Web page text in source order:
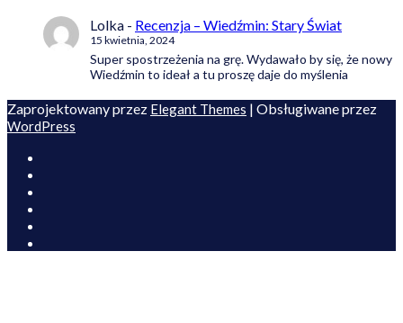
Lolka - Recenzja – Wiedźmin: Stary Świat
15 kwietnia, 2024
Super spostrzeżenia na grę. Wydawało by się, że nowy
Wiedźmin to ideał a tu proszę daje do myślenia
Zaprojektowany przez Elegant Themes | Obsługiwane przez
WordPress